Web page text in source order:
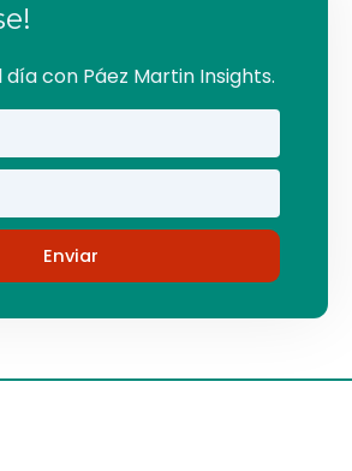
con Páez Martin Insights​.
Enviar